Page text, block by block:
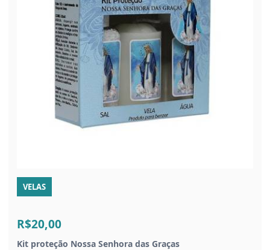
VELAS
R$20,00
Kit proteção Nossa Senhora das Graças